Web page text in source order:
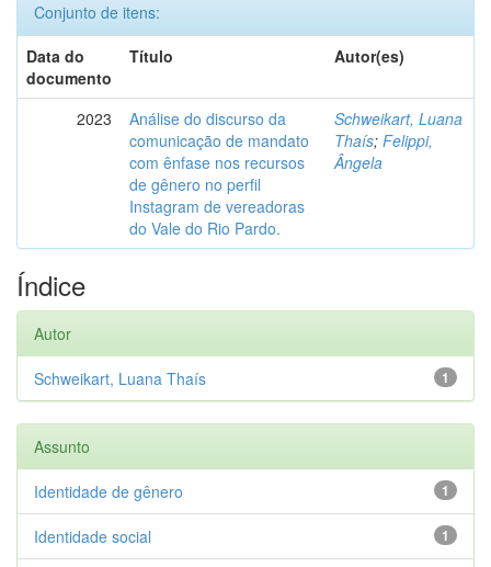
Conjunto de itens:
Data do
documento
Título Autor(es)
2023
Análise do discurso da
comunicação de mandato
com ênfase nos recursos
de gênero no perfil
Instagram de vereadoras
do Vale do Rio Pardo.
Schweikart, Luana
Thaís; Felippi,
Ângela
Índice
Autor
1
Schweikart, Luana Thaís
Assunto
1
Identidade de gênero
1
Identidade social